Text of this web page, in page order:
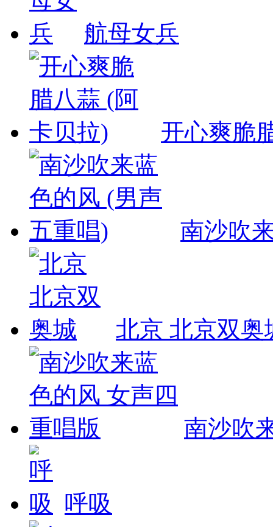
航母女兵
开心爽脆
南沙吹
北京 北京双奥
南沙吹
呼吸